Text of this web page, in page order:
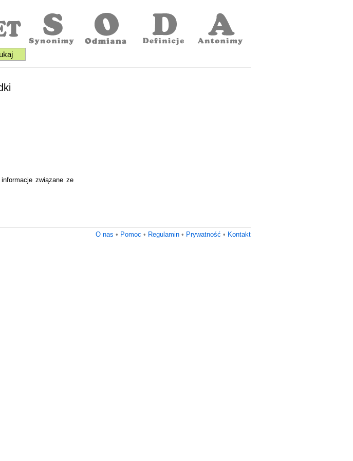
związane ze
O nas • Pomoc • Regulamin• Prywatność • Kontakt